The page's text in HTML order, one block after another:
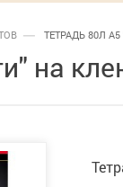
ТЕТРАДЬ 80Л
на